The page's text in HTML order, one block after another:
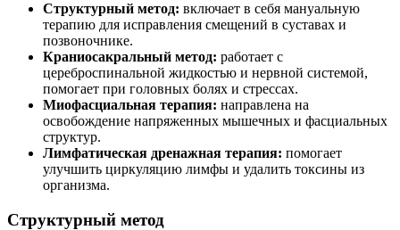
Структурный метод: включает в себя мануальную
терапию для исправления смещений в суставах и
позвоночнике.
Краниосакральный метод: работает с
цереброспинальной жидкостью и нервной системой,
помогает при головных болях и стрессах.
Миофасциальная терапия: направлена на
освобождение напряженных мышечных и фасциальных
структур.
Лимфатическая дренажная терапия: помогает
улучшить циркуляцию лимфы и удалить токсины из
организма.
Структурный метод